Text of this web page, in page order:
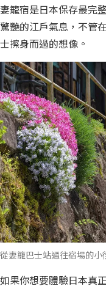
妻籠宿是日本保存最完
驚艷的江戶氣息，不管
士擦身而過的想像。
從妻籠巴士站通往宿場的小
如果你想要體驗日本真